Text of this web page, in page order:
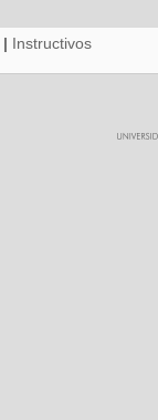
| Instructivos